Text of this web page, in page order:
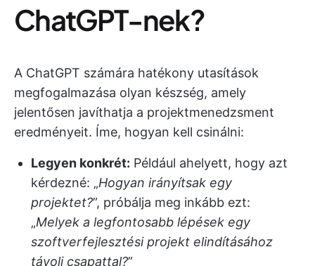
ChatGPT-nek?
A ChatGPT számára hatékony utasítások
megfogalmazása olyan készség, amely
jelentősen javíthatja a projektmenedzsment
eredményeit. Íme, hogyan kell csinálni:
Legyen konkrét: Például ahelyett, hogy azt
kérdezné: „Hogyan irányítsak egy
projektet?”, próbálja meg inkább ezt:
„Melyek a legfontosabb lépések egy
szoftverfejlesztési projekt elindításához
távoli csapattal?”